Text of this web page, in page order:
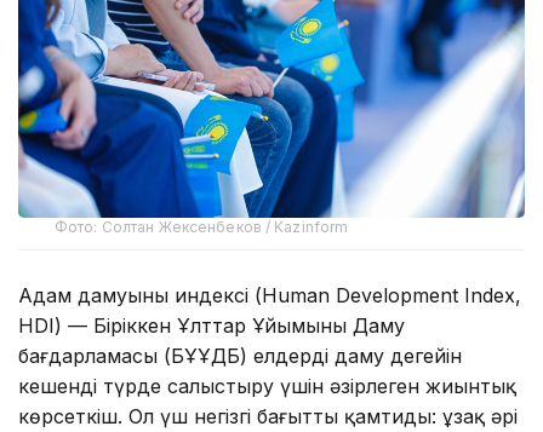
Фото: Солтан Жексенбеков / Kazinform
Адам дамуының индексі (Human Development Index,
HDI) — Біріккен Ұлттар Ұйымының Даму
бағдарламасы (БҰҰДБ) елдердің даму деңгейін
кешенді түрде салыстыру үшін әзірлеген жиынтық
көрсеткіш. Ол үш негізгі бағытты қамтиды: ұзақ әрі